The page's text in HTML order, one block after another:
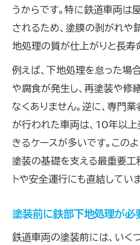
うからです。特に鉄道車両は
されるため、塗膜の剥がれや
地処理の質が仕上がりと長寿
例えば、下地処理を怠った場
や腐食が発生し、再塗装や修
なくありません。逆に、専門
が行われた車両は、10年以
きるケースが多いです。この
塗装の基礎を支える最重要工
トや安全運行にも直結していま
塗装前に鉄部下地処理が必
鉄道車両の塗装前には、いく